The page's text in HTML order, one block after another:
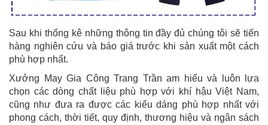
Sau khi thống kê những thông tin đầy đủ chúng tôi sẽ tiến
hàng nghiên cứu và báo giá trước khi sản xuất một cách
phù hợp nhất.
Xưởng May Gia Công Trang Trần am hiểu và luôn lựa
chọn các dòng chất liệu phù hợp với khí hậu Việt Nam,
cũng như đưa ra được các kiểu dáng phù hợp nhất với
phong cách, thời tiết, quy định, thương hiệu và ngân sách